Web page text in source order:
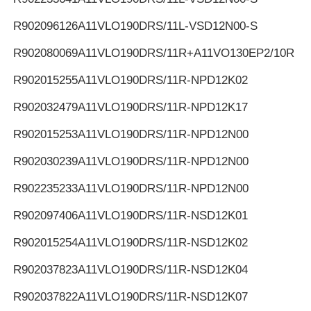
R902096126A11VLO190DRS/11L-VSD12N00-S
R902080069A11VLO190DRS/11R+A11VO130EP2/10R
R902015255A11VLO190DRS/11R-NPD12K02
R902032479A11VLO190DRS/11R-NPD12K17
R902015253A11VLO190DRS/11R-NPD12N00
R902030239A11VLO190DRS/11R-NPD12N00
R902235233A11VLO190DRS/11R-NPD12N00
R902097406A11VLO190DRS/11R-NSD12K01
R902015254A11VLO190DRS/11R-NSD12K02
R902037823A11VLO190DRS/11R-NSD12K04
R902037822A11VLO190DRS/11R-NSD12K07